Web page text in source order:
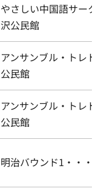
やさしい中国語サー
沢公民館
アンサンブル・トレド
公民館
アンサンブル・トレド
公民館
明治バウンド1・・・